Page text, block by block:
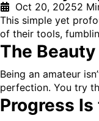
Oct 20, 20252
This simple yet
of their tools,
The
Being an amateur
perfection. You try
Progress